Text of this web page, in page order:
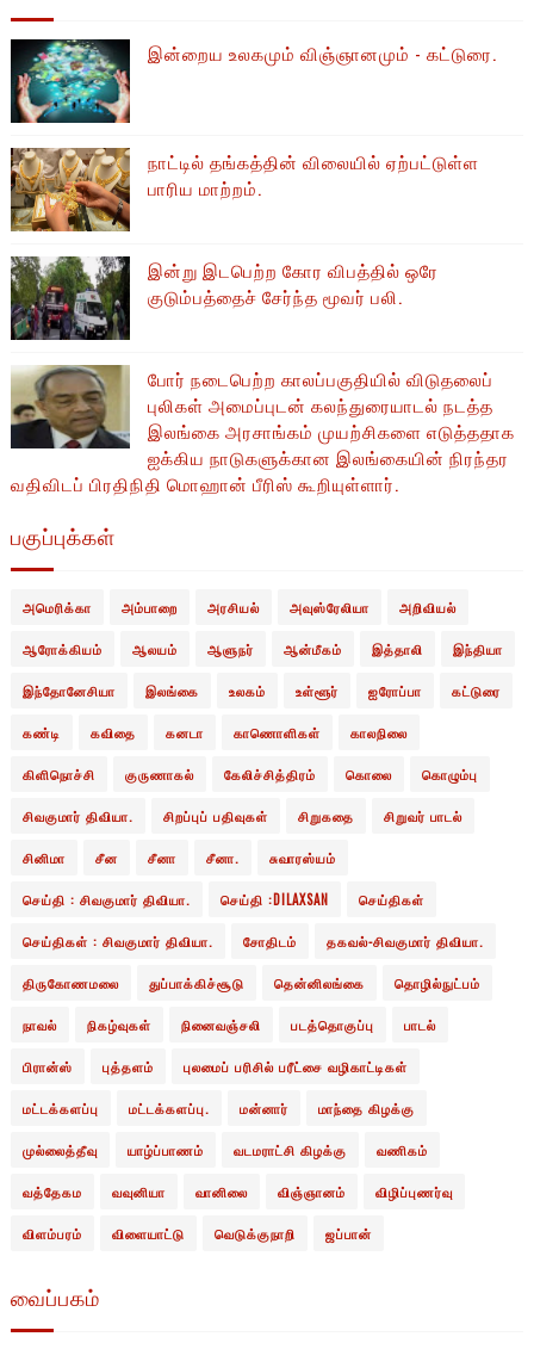
இன்றைய உலகமும் விஞ்ஞானமும் - கட்டுரை.
நாட்டில் தங்கத்தின் விலையில் ஏற்பட்டுள்ள
பாரிய மாற்றம்.
இன்று இடபெற்ற கோர விபத்தில் ஒரே
குடும்பத்தைச் சேர்ந்த மூவர் பலி.
போர் நடைபெற்ற காலப்பகுதியில் ​​விடுதலைப்
புலிகள் அமைப்புடன் கலந்துரையாடல் நடத்த
இலங்கை அரசாங்கம் முயற்சிகளை எடுத்ததாக
ஐக்கிய நாடுகளுக்கான இலங்கையின் நிரந்தர
வதிவிடப் பிரதிநிதி மொஹான் பீரிஸ் கூறியுள்ளார்.
பகுப்புக்கள்
அமெரிக்கா அம்பாறை அரசியல் அவுஸ்ரேலியா அறிவியல்
ஆரோக்கியம் ஆலயம் ஆளுநர் ஆன்மீகம் இத்தாலி இந்தியா
இந்தோனேசியா இலங்கை உலகம் உள்ளூர் ஐரோப்பா கட்டுரை
கண்டி கவிதை கனடா காணொளிகள் காலநிலை
கிளிநொச்சி குருணாகல் கேலிச்சித்திரம் கொலை கொழும்பு
சிவகுமார் திவியா. சிறப்புப் பதிவுகள் சிறுகதை சிறுவர் பாடல்
சினிமா சீன சீனா சீனா. சுவாரஸ்யம்
செய்தி : சிவகுமார் திவியா. செய்தி :DILAXSAN செய்திகள்
செய்திகள் : சிவகுமார் திவியா. சோதிடம் தகவல்-சிவகுமார் திவியா.
திருகோணமலை துப்பாக்கிச்சூடு தென்னிலங்கை தொழில்நுட்பம்
நாவல் நிகழ்வுகள் நினைவஞ்சலி படத்தொகுப்பு பாடல்
பிரான்ஸ் புத்தளம் புலமைப் பரிசில் பரீட்சை வழிகாட்டிகள்
மட்டக்களப்பு மட்டக்களப்பு. மன்னார் மாந்தை கிழக்கு
முல்லைத்தீவு யாழ்ப்பாணம் வடமராட்சி கிழக்கு வணிகம்
வத்தேகம வவுனியா வானிலை விஞ்ஞானம் விழிப்புணர்வு
விளம்பரம் விளையாட்டு வெடுக்குநாறி ஜப்பான்
வைப்பகம்